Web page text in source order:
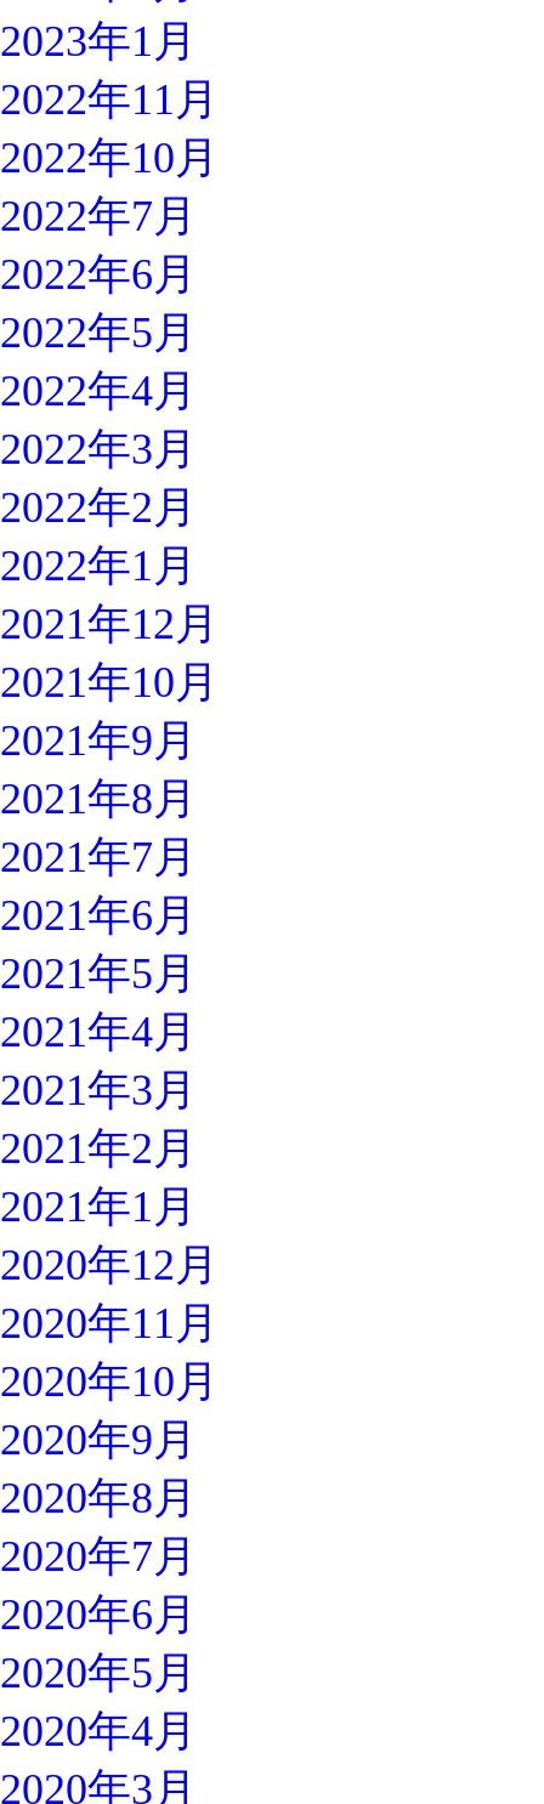
2023年1月
2022年11月
2022年10月
2022年7月
2022年6月
2022年5月
2022年4月
2022年3月
2022年2月
2022年1月
2021年12月
2021年10月
2021年9月
2021年8月
2021年7月
2021年6月
2021年5月
2021年4月
2021年3月
2021年2月
2021年1月
2020年12月
2020年11月
2020年10月
2020年9月
2020年8月
2020年7月
2020年6月
2020年5月
2020年4月
2020年3月